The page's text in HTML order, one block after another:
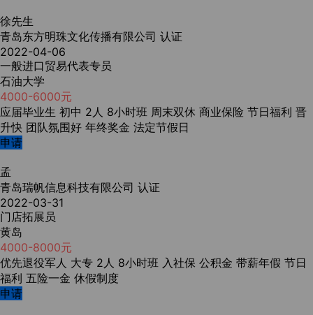
徐先生
青岛东方明珠文化传播有限公司 认证
2022-04-06
一般进口贸易代表专员
石油大学
4000-6000元
应届毕业生 初中 2人 8小时班 周末双休 商业保险 节日福利 晋
升快 团队氛围好 年终奖金 法定节假日
申请
孟
青岛瑞帆信息科技有限公司 认证
2022-03-31
门店拓展员
黄岛
4000-8000元
优先退役军人 大专 2人 8小时班 入社保 公积金 带薪年假 节日
福利 五险一金 休假制度
申请